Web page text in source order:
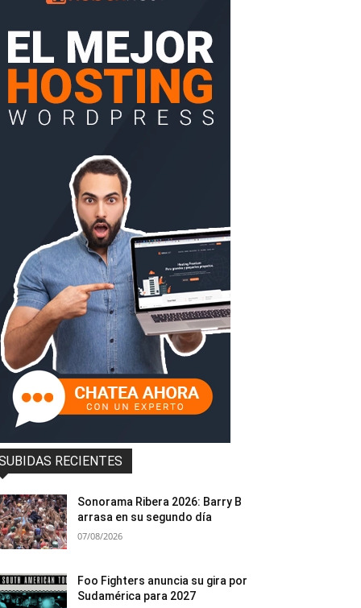
RECIENTES
Sonorama Ribera 2026: Barry B
arrasa en su segundo día
07/08/2026
Foo Fighters anuncia su gira por
Sudamérica para 2027